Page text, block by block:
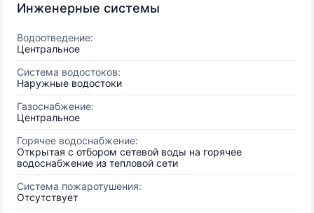
Инженерные системы
Водоотведение:
Центральное
Система водостоков:
Наружные водостоки
Газоснабжение:
Центральное
Горячее водоснабжение:
Открытая с отбором сетевой воды на горячее
водоснабжение из тепловой сети
Система пожаротушения:
Отсутствует